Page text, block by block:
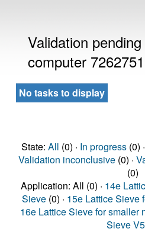
Validation
computer 7262751
No tasks to display
State: All (0) · In progress(0)
Validation inconclusive(0) ·
(0)
Application: All (0) · 14e
Sieve (0) · 15e Lattice Sieve
16e Lattice Sieve for smaller
Sieve V5